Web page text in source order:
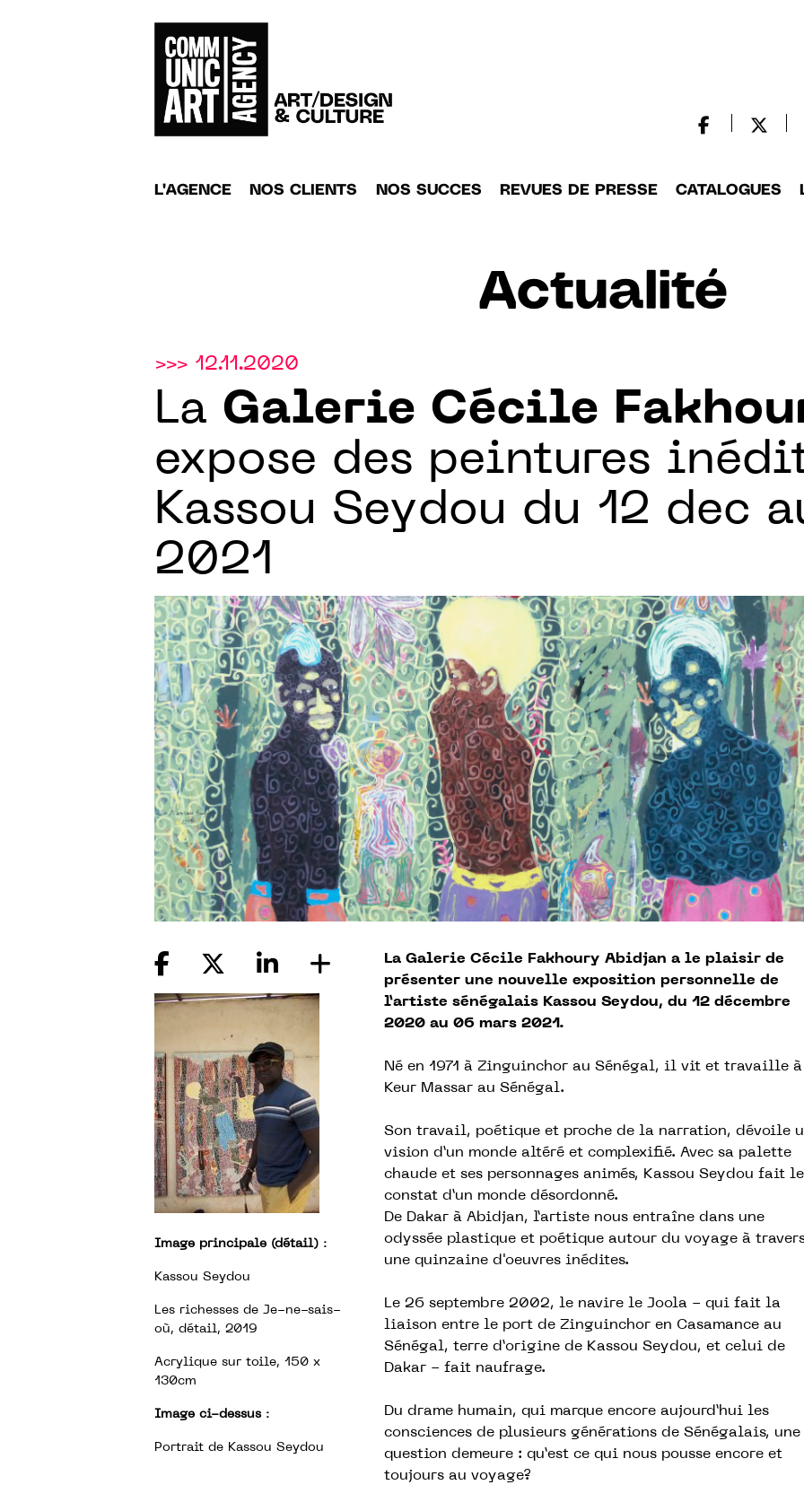
L'AGENCE NOS CLIENTS NOS SUCCES REVUES DE PRESSE CATALOGUES
Actualité
>>> 12.11.2020
La Galerie Cécile
expose des peintures
Kassou Seydou du 12 dec
2021
Image principale (détail) :
Kassou Seydou
Les richesses de Je-ne-sais-
où, détail, 2019
Acrylique sur toile, 150 x
130cm
Image ci-dessus :
Portrait de Kassou Seydou
La Galerie Cécile Fakhoury Abidjan a le plaisir de
présenter une nouvelle exposition personnelle de
l’artiste sénégalais Kassou Seydou, du 12 décembre
2020 au 06 mars 2021.
Né en 1971 à Zinguinchor au Sénégal, il vit et travaille à
Keur Massar au Sénégal.
Son travail, poétique et proche de la narration, dévoile
vision d’un monde altéré et complexifié. Avec sa palette
chaude et ses personnages animés, Kassou Seydou fait le
constat d’un monde désordonné.
De Dakar à Abidjan, l’artiste nous entraîne dans une
odyssée plastique et poétique autour du voyage à
une quinzaine d'oeuvres inédites.
Le 26 septembre 2002, le navire le Joola - qui fait la
liaison entre le port de Zinguinchor en Casamance au
Sénégal, terre d’origine de Kassou Seydou, et celui de
Dakar - fait naufrage.
Du drame humain, qui marque encore aujourd’hui les
consciences de plusieurs générations de Sénégalais, une
question demeure : qu’est ce qui nous pousse encore et
toujours au voyage?